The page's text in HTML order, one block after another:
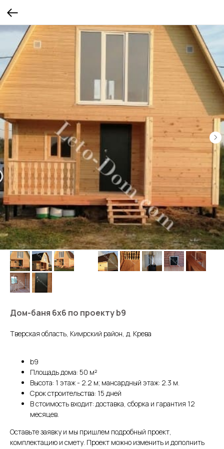
Дом-баня 6х6 по проекту b9
Тверская область, Кимрский район, д. Крева
b9
Площадь дома: 50 м²
Высота: 1 этаж - 2.2 м; мансардный этаж: 2.3 м.
Срок строительства: 15 дней
В стоимость входит: доставка, сборка и гарантия 12
месяцев.
Оставьте заявку и мы пришлем подробный проект,
комплектацию и смету. Проект можно изменить и дополнить